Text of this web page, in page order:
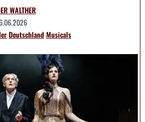
WALTHER
DeutschlandMusicals